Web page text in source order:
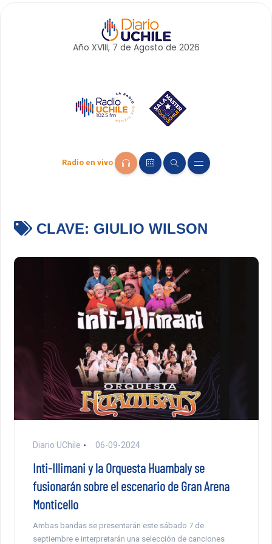
Año XVIII, 7 de Agosto de 2026
Radio en vivo
CLAVE: GIULIO WILSON
Diario UChile 06-09-2024
Inti-Illimani y la Orquesta Huambaly se
fusionarán sobre el escenario de Gran Arena
Monticello
Ambas bandas se presentarán este sábado 7 de
septiembre e interpretarán una selección de canciones